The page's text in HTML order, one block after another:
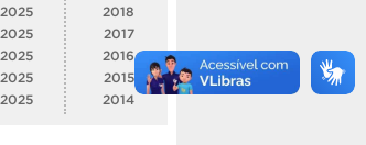
2025
2025
2025
2025
2025
2018
2017
2016
2015
2014